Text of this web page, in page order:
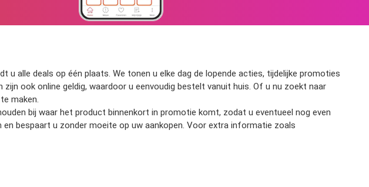
alle deals op één plaats. We tonen u elke dag de lopende acties, tijdelijke promoties
ook online geldig, waardoor u eenvoudig bestelt vanuit huis. Of u nu zoekt naar
maken.
bij waar het product binnenkort in promotie komt, zodat u eventueel nog even
bespaart u zonder moeite op uw aankopen. Voor extra informatie zoals